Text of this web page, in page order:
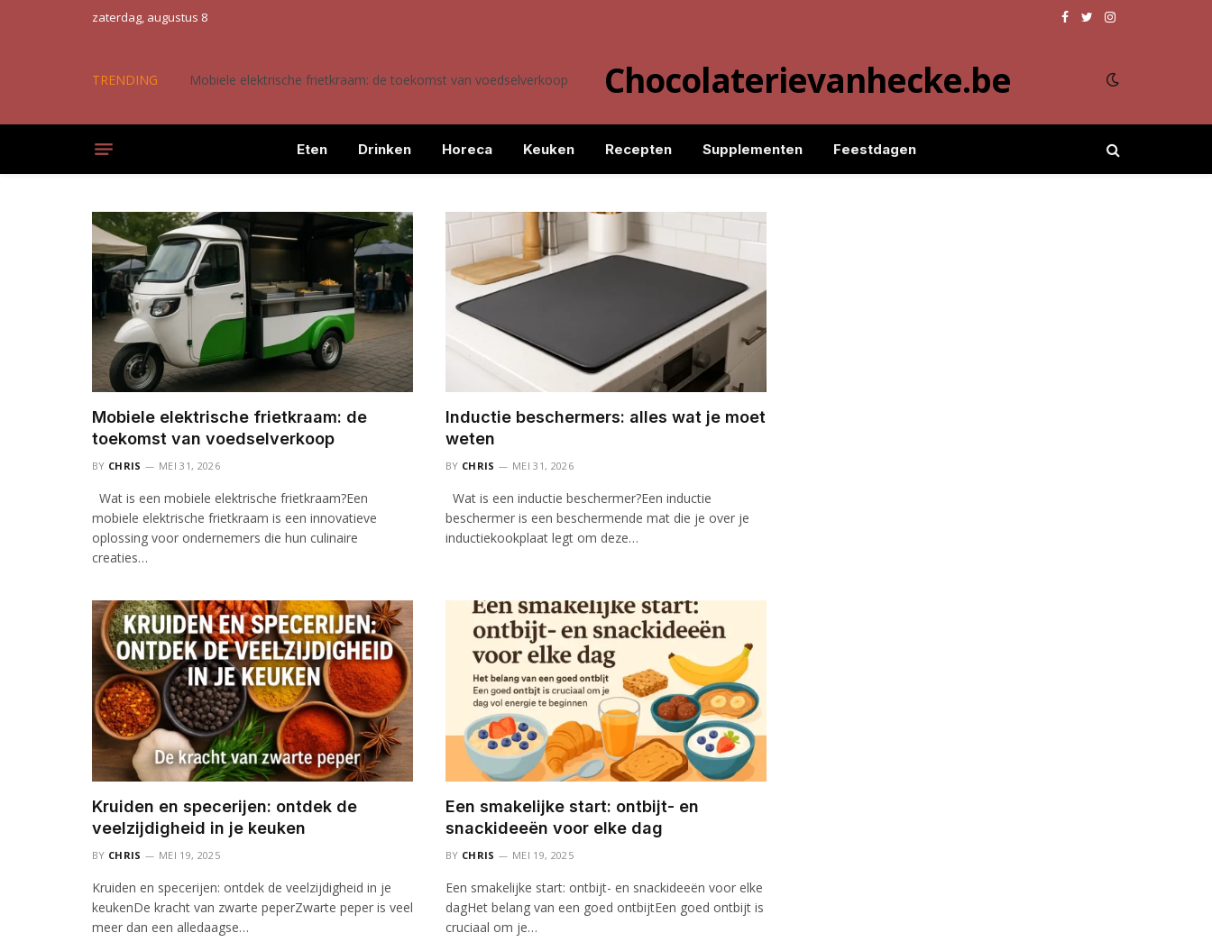
zaterdag, augustus 8 Facebook
TwitterInstagram
TRENDING Mobiele elektrische frietkraam: de toekomst van voedselverkoop Chocolaterievanhecke.be
Eten Drinken Horeca Keuken Recepten Supplementen Feestdagen
Mobiele elektrische frietkraam: de
toekomst van voedselverkoop
BY CHRIS MEI 31, 2026
Wat is een mobiele elektrische frietkraam?Een
mobiele elektrische frietkraam is een innovatieve
oplossing voor ondernemers die hun culinaire
creaties…
Inductie beschermers: alles wat je moet
weten
BY CHRIS MEI 31, 2026
Wat is een inductie beschermer?Een inductie
beschermer is een beschermende mat die je over je
inductiekookplaat legt om deze…
Kruiden en specerijen: ontdek de
veelzijdigheid in je keuken
BY CHRIS MEI 19, 2025
Kruiden en specerijen: ontdek de veelzijdigheid in je
keukenDe kracht van zwarte peperZwarte peper is veel
meer dan een alledaagse…
Een smakelijke start: ontbijt- en
snackideeën voor elke dag
BY CHRIS MEI 19, 2025
Een smakelijke start: ontbijt- en snackideeën voor elke
dagHet belang van een goed ontbijtEen goed ontbijt is
cruciaal om je…